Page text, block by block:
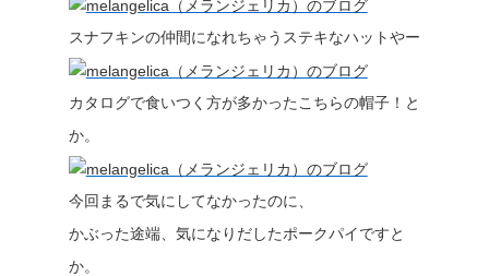
スナフキンの仲間になれちゃうステキなハットやー
カタログで食いつく方が多かったこちらの帽子！と
か。
今回まるで気にしてなかったのに、
かぶった途端、気になりだしたポークパイですと
か。